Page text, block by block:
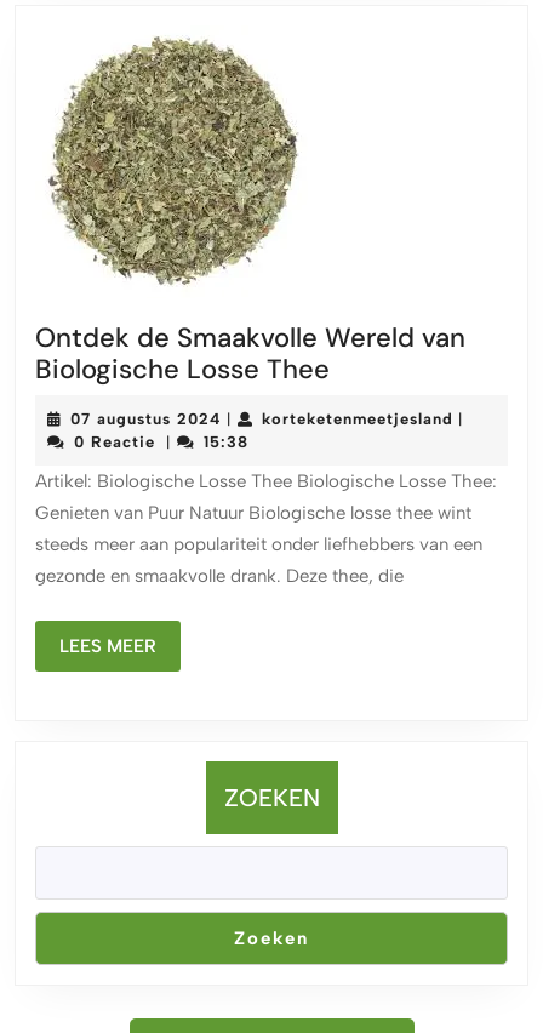
Ontdek de Smaakvolle Wereld van
Biologische Losse Thee
Smaakvolle
van
Biologische
Losse
Thee
07 augustus 2024 07
augustus
| korteketenmeetjesland |
0 Reactie | 15:38
Artikel: Biologische Losse Thee Biologische Losse Thee:
Genieten van Puur Natuur Biologische losse thee wint
steeds meer aan populariteit onder liefhebbers van een
gezonde en smaakvolle drank. Deze thee, die
LEES MEER
MEER
ZOEKEN
Zoeken